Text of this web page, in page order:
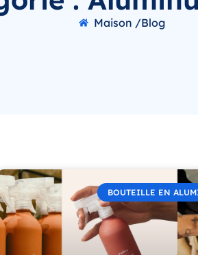
Maison /Blog
BOUTEILLE EN